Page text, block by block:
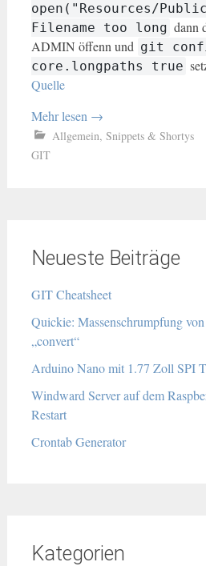
open("Resources/
Filename too long dann
ADMIN öffenn und git
core.longpaths true
Quelle
Mehr lesen →
Allgemein, Snippets & Shortys
GIT
Neueste Beiträge
GIT Cheatsheet
Quickie: Massenschrumpfung
„convert“
Arduino Nano mit 1.77 Zoll SPI
Windward Server auf dem
Restart
Crontab Generator
Kategorien